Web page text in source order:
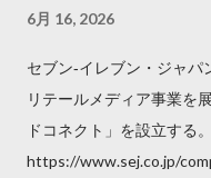
6月 16, 2026
セブン‐イレブン・ジャパ
リテールメディア事業を
ドコネクト」を設立する。
https://www.sej.co.jp/